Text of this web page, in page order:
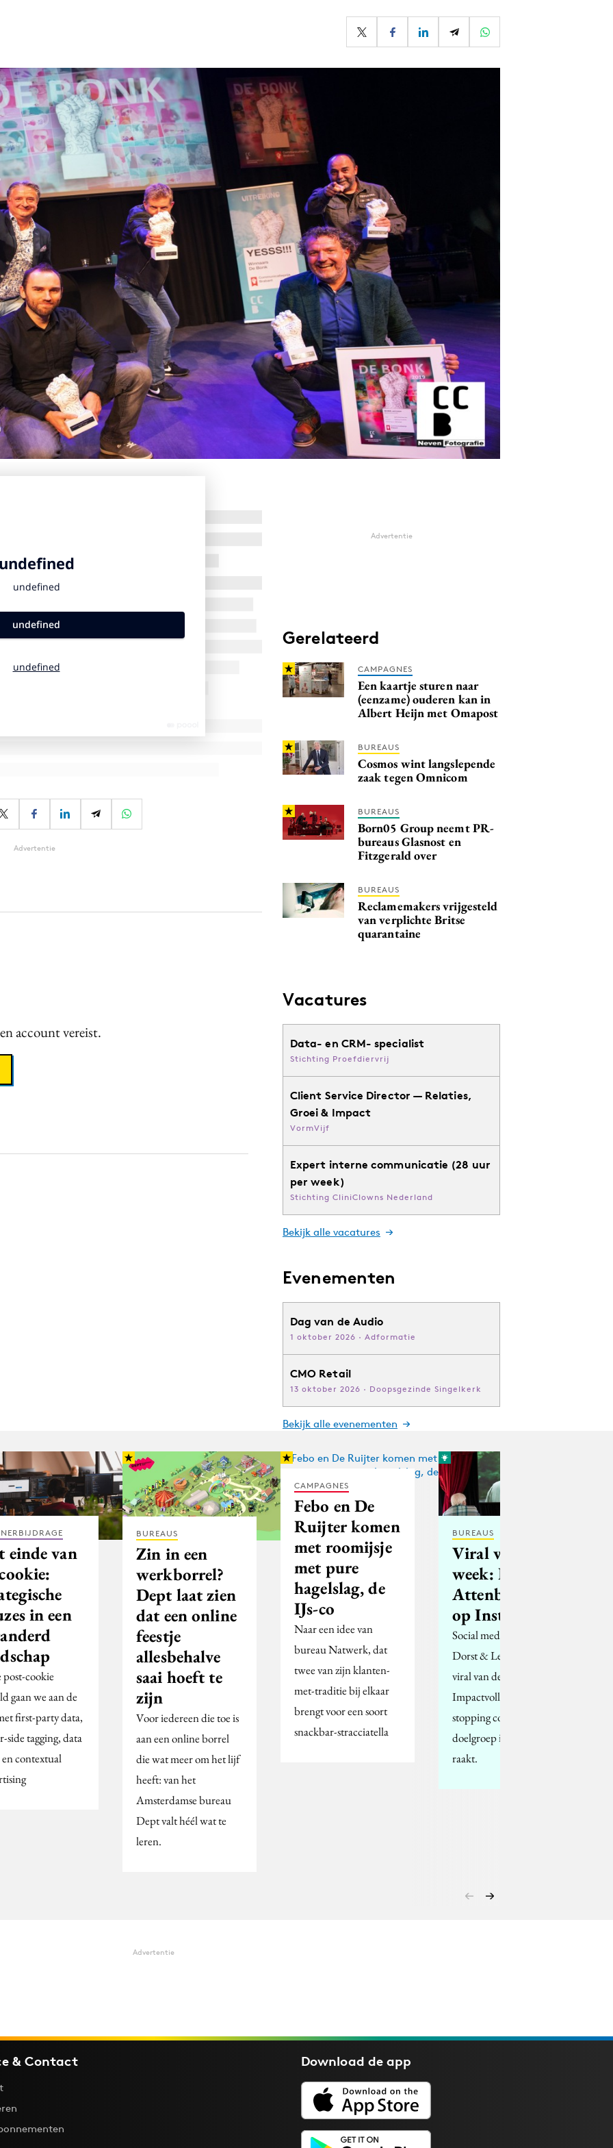
Advertentie
account vereist.
Advertentie
Gerelateerd
CAMPAGNES
Een kaartje sturen naar
(eenzame) ouderen kan in
Albert Heijn met Omapost
BUREAUS
Cosmos wint langslepende
zaak tegen Omnicom
BUREAUS
Born05 Group neemt PR-
bureaus Glasnost en
Fitzgerald over
BUREAUS
Reclamemakers vrijgesteld
van verplichte Britse
quarantaine
Vacatures
Data- en CRM- specialist
Stichting Proefdiervrij
Client Service Director — Relaties,
Groei & Impact
VormVijf
Expert interne communicatie (28 uur
per week)
Stichting CliniClowns Nederland
Bekijk alle vacatures
Evenementen
Dag van de Audio
1 oktober 2026 · Adformatie
CMO Retail
13 oktober 2026 · Doopsgezinde Singelkerk
Bekijk alle evenementen
einde van
in een
cookie
gaan we aan de
first-party data,
side tagging, data
contextual
BUREAUS
Zin in een
werkborrel?
Dept laat zien
dat een online
feestje
allesbehalve
saai hoeft te
zijn
Voor iedereen die toe is
aan een online borrel
die wat meer om het lijf
heeft: van het
Amsterdamse bureau
Dept valt héél wat te
leren.
CAMPAGNES
Febo en De
Ruijter komen
met roomijsje
met pure
hagelslag, de
IJs-co
Naar een idee van
bureau Natwerk, dat
twee van zijn klanten-
met-traditie bij elkaar
brengt voor een soort
snackbar-stracciatella
BUREAUS
Viral van de
week: David
Attenborough
op Instagram
Social media bureau
Dorst & Lesser kiest de
viral van de week.
Impactvolle, scroll-
stopping content, die de
doelgroep in het hart
raakt.
Advertentie
& Contact Download deapp